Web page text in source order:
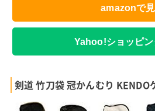
amazonで
Yahoo!ショッピン
剣道 竹刀袋 冠かんむり KENDO